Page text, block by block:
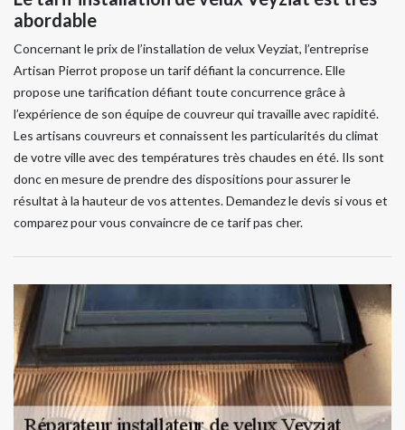
abordable
Concernant le prix de l’installation de velux Veyziat, l’entreprise
Artisan Pierrot propose un tarif défiant la concurrence. Elle
propose une tarification défiant toute concurrence grâce à
l’expérience de son équipe de couvreur qui travaille avec rapidité.
Les artisans couvreurs et connaissent les particularités du climat
de votre ville avec des températures très chaudes en été. Ils sont
donc en mesure de prendre des dispositions pour assurer le
résultat à la hauteur de vos attentes. Demandez le devis si vous et
comparez pour vous convaincre de ce tarif pas cher.